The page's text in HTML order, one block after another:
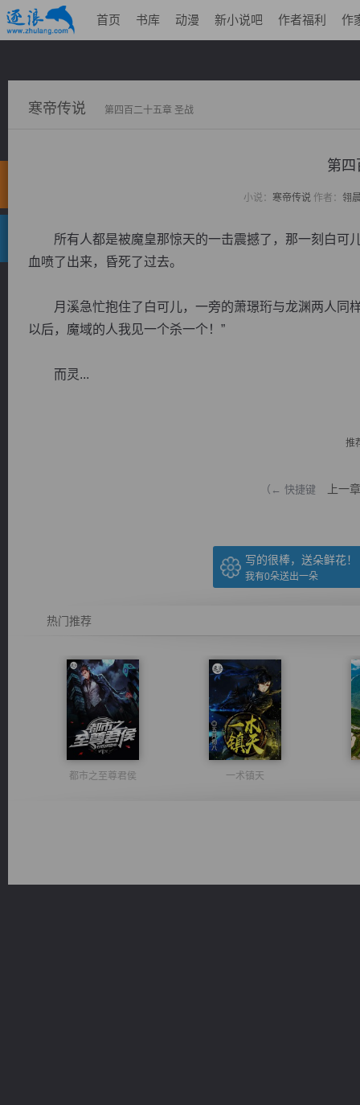
首页 书库 动漫 新小说吧 作者福利 作
寒帝传说 第四百二十五章 圣战
第四
小说： 寒帝传说作者： 翎
所有人都是被魔皇那惊天的一击震撼了，那一刻白可
血喷了出来，昏死了过去。
月溪急忙抱住了白可儿，一旁的萧璟珩与龙渊两人同
以后，魔域的人我见一个杀一个！”
而灵...
推
（← 快捷键 上一章
写的很棒，送朵鲜花！
我有0朵送出一朵
热门推荐
都市之至尊君侯 一术镇天